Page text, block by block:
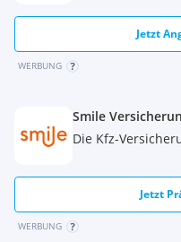
Jetzt
WERBUNG
Smile
Die Kfz-
Jetzt
WERBUNG